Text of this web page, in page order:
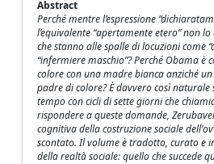
Abstract
Perché mentre l’espressione
l’equivalente “apertamente etero” non
che stanno alle spalle di locuzioni come
“infermiere maschio”? Perché Obama è
colore con una madre bianca anziché
padre di colore? È davvero così
tempo con cicli di sette giorni che
rispondere a queste domande,
cognitiva della costruzione sociale
scontato. Il volume è tradotto, curato e
della realtà sociale: quello che succede